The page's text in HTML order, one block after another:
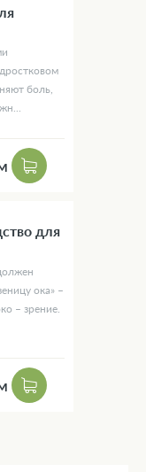
боль,
для
ока» –
– зрение.